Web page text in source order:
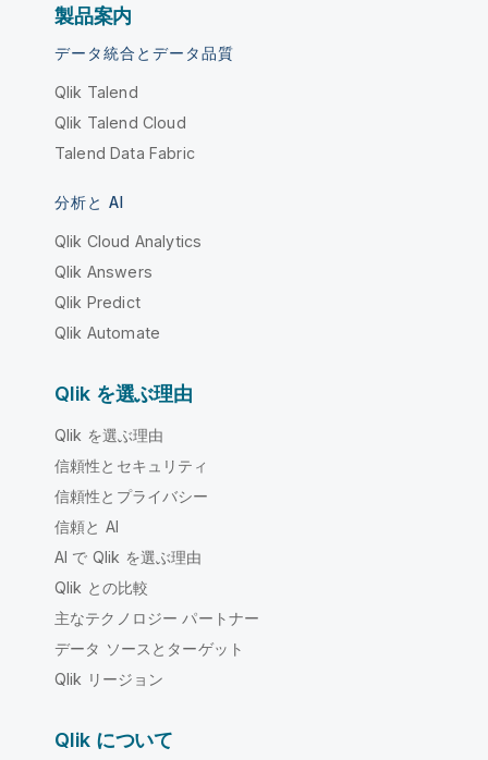
製品案内
データ統合とデータ品質
Qlik Talend
Qlik Talend Cloud
Talend Data Fabric
分析と AI
Qlik Cloud Analytics
Qlik Answers
Qlik Predict
Qlik Automate
Qlik を選ぶ理由
Qlik を選ぶ理由
信頼性とセキュリティ
信頼性とプライバシー
信頼と AI
AI で Qlik を選ぶ理由
Qlik との比較
主なテクノロジー パートナー
データ ソースとターゲット
Qlik リージョン
Qlik について